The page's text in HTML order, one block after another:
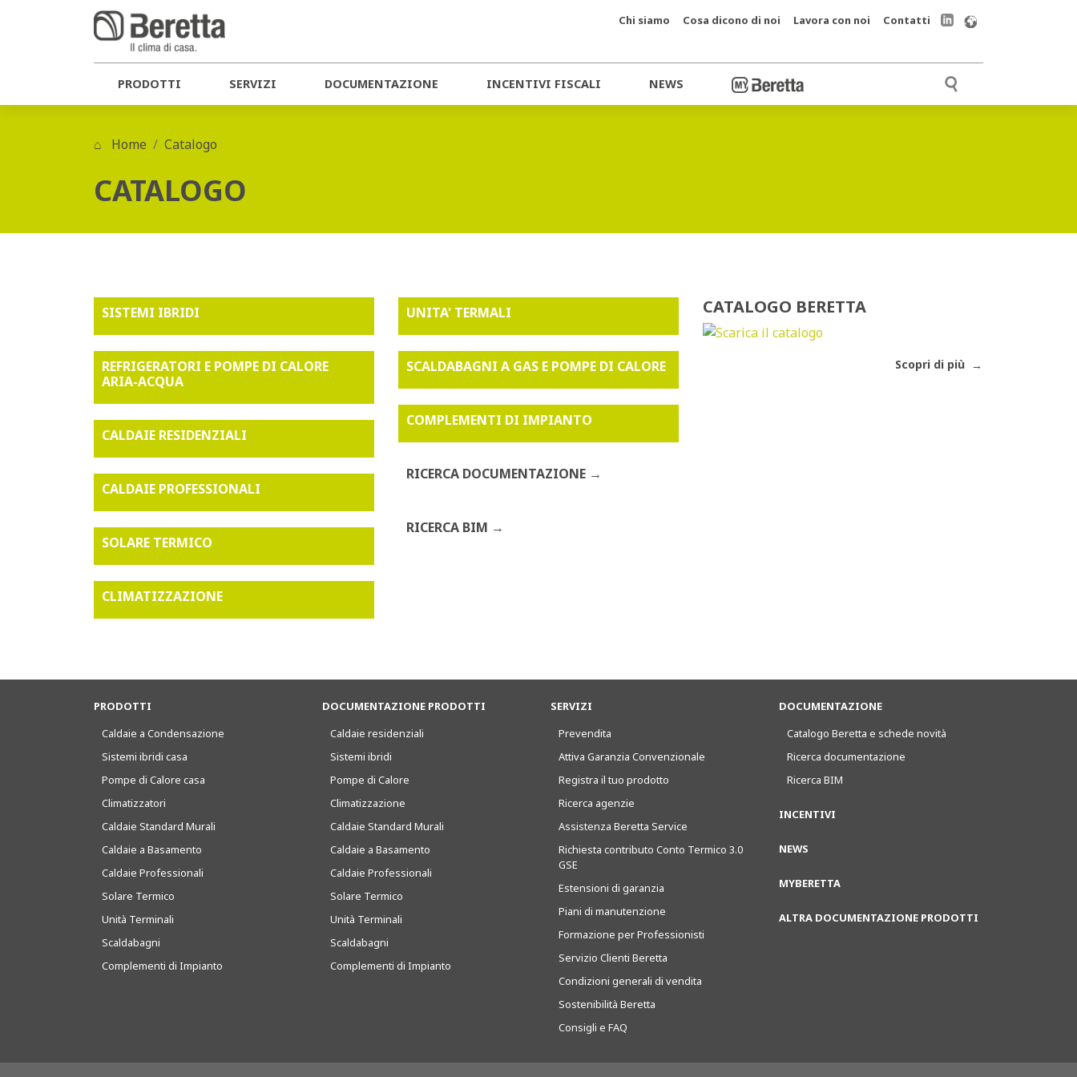
PRODOTTI SERVIZI DOCUMENTAZIONE INCENTIVI FISCALI NEWS
Chi siamo Cosa dicono di noi Lavora con noi Contatti
Home Catalogo
CATALOGO
SISTEMI IBRIDI
REFRIGERATORI E POMPE DI CALORE
ARIA-ACQUA
CALDAIE RESIDENZIALI
CALDAIE PROFESSIONALI
SOLARE TERMICO
CLIMATIZZAZIONE
UNITA' TERMALI
SCALDABAGNI A GAS E POMPE DI CALORE
COMPLEMENTI DI IMPIANTO
RICERCA DOCUMENTAZIONE
RICERCA BIM
CATALOGO BERETTA
Scopri di più
PRODOTTI
Caldaie a Condensazione
Sistemi ibridi casa
Pompe di Calore casa
Climatizzatori
Caldaie Standard Murali
Caldaie a Basamento
Caldaie Professionali
Solare Termico
Unità Terminali
Scaldabagni
Complementi di Impianto
DOCUMENTAZIONE PRODOTTI
Caldaie residenziali
Sistemi ibridi
Pompe di Calore
Climatizzazione
Caldaie Standard Murali
Caldaie a Basamento
Caldaie Professionali
Solare Termico
Unità Terminali
Scaldabagni
Complementi di Impianto
SERVIZI
Prevendita
Attiva Garanzia Convenzionale
Registra il tuo prodotto
Ricerca agenzie
Assistenza Beretta Service
Richiesta contributo Conto Termico 3.0
GSE
Estensioni di garanzia
Piani di manutenzione
Formazione per Professionisti
Servizio Clienti Beretta
Condizioni generali di vendita
Sostenibilità Beretta
Consigli e FAQ
DOCUMENTAZIONE
Catalogo Beretta e schede novità
Ricerca documentazione
Ricerca BIM
INCENTIVI
NEWS
MYBERETTA
ALTRA DOCUMENTAZIONE PRODOTTI